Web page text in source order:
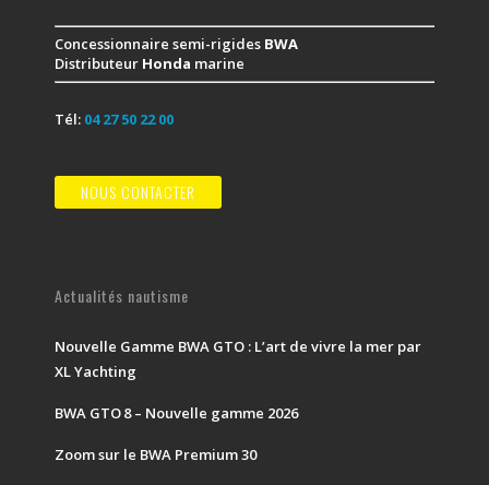
Concessionnaire semi-rigides BWA
Distributeur Honda marine
Tél: 04 27 50 22 00
NOUS CONTACTER
Actualités nautisme
Nouvelle Gamme BWA GTO : L’art de vivre la mer par
XL Yachting
BWA GTO 8 – Nouvelle gamme 2026
Zoom sur le BWA Premium 30